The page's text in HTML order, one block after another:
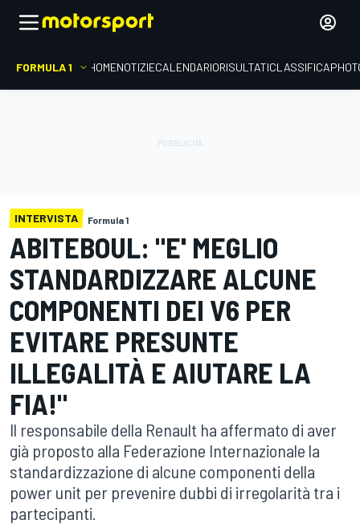
FORMULA 1 HOMENOTIZIECALENDARIORISULTATICLASSIFICA
INTERVISTA Formula 1
ABITEBOUL: "E' MEGLIO
STANDARDIZZARE ALCUNE
COMPONENTI DEI V6 PER
EVITARE PRESUNTE
ILLEGALITÀ E AIUTARE LA
FIA!"
Il responsabile della Renault ha affermato di aver
già proposto alla Federazione Internazionale la
standardizzazione di alcune componenti della
power unit per prevenire dubbi di irregolarità tra i
partecipanti.